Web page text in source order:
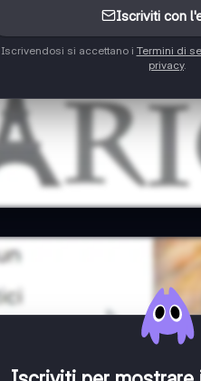
Iscriviti con
Iscrivendosi si accettano i Termini di
privacy.